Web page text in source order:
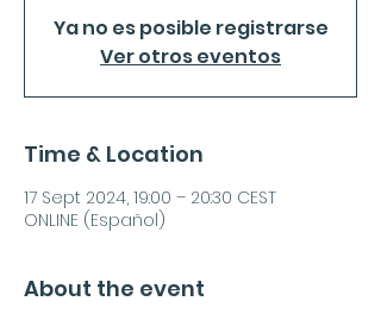
Ya no es posible registrarse
Ver otros eventos
Time & Location
17 Sept 2024, 19:00 – 20:30 CEST
ONLINE (Español)
About the event